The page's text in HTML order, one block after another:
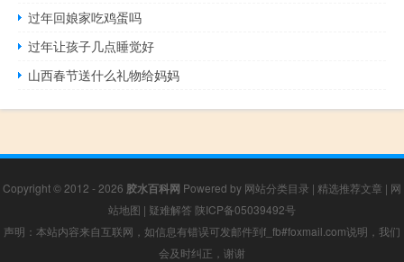
过年回娘家吃鸡蛋吗
过年让孩子几点睡觉好
山西春节送什么礼物给妈妈
Copyright © 2012 - 2026 胶水百科网 Powered by 网站分类目录 | 精选推荐文章 | 网
站地图 | 疑难解答 陕ICP备05039492号
声明：本站内容来自互联网，如信息有错误可发邮件到f_fb#foxmail.com说明，我们
会及时纠正，谢谢